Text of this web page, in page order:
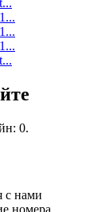
0.
с нами